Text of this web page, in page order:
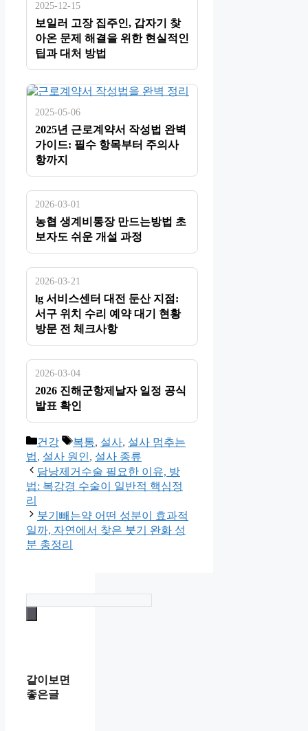
2025-12-15
보일러 고장 집주인, 갑자기 찾
아온 문제 해결을 위한 현실적인
팁과 대처 방법
2025-05-06
2025년 근로계약서 작성법 완벽
가이드: 필수 항목부터 주의사
항까지
2026-03-01
농협 생계비통장 만드는방법 초
보자도 쉬운 개설 과정
2026-03-21
lg 서비스센터 대전 둔산 지점:
서구 위치 수리 예약 대기 현황
방문 전 체크사항
2026-03-04
2026 진해군항제날자 일정 공식
발표 확인
카
테
고
리
건강
태
그
복통, 설사, 설사 멈추는
법, 설사 원인, 설사 종류
담낭제거수술 필요한 이유, 방
법: 복강경 수술이 일반적 핵심정
리
붓기빼는약 어떤 성분이 효과적
일까, 자연에서 찾은 붓기 완화 성
분 총정리
같이보면
좋은글